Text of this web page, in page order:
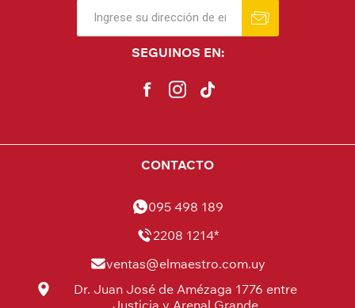
SEGUINOS EN:
CONTACTO
095 498 189
2208 1214*
ventas@elmaestro.com.uy
Dr. Juan José de Amézaga 1776 entre
Justicia y Arenal Grande